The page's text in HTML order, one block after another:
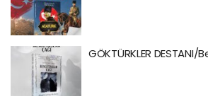
GÖKTÜRKLER